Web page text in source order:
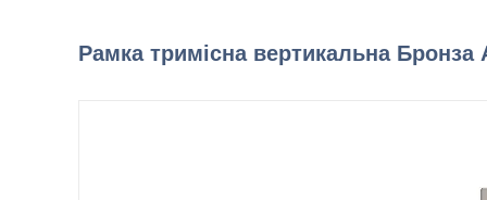
Рамка тримісна вертикальна